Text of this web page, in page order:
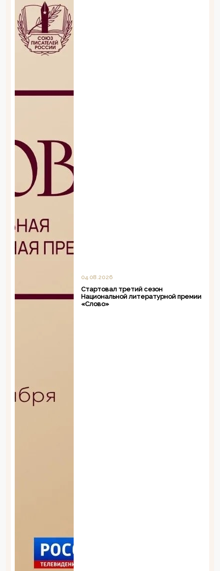
04.08.2026
Стартовал третий сезон
Национальной литературной премии
«Слово»